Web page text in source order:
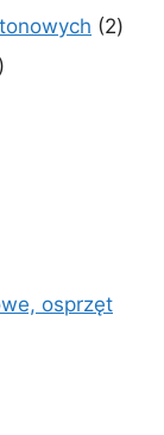
22
osprzęt